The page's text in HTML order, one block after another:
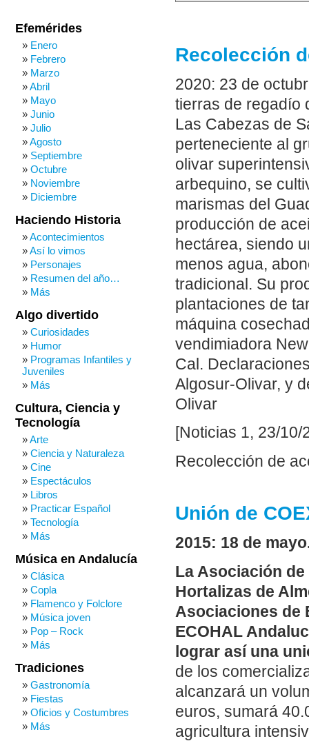
Recolección
2020: 23 de
tierras de regadío
Las Cabezas de
perteneciente al
olivar
arbequino, se
marismas del
producción de
hectárea, siendo
menos agua,
tradicional. Su
plantaciones de
máquina
vendimiadora
Cal.
Algosur-Olivar, y
Olivar
[Noticias 1, 23/10/
Recolección de
Unión de
2015: 18 de
La Asociación
Hortalizas de
Asociaciones de
ECOHAL
lograr así una
de los
alcanzará un
euros, sumará
agricultura
Efemérides
Enero
Febrero
Marzo
Abril
Mayo
Junio
Julio
Agosto
Septiembre
Octubre
Noviembre
Diciembre
Haciendo Historia
Acontecimientos
Así lo vimos
Personajes
Resumen del año…
Más
Algo divertido
Curiosidades
Humor
Programas Infantiles y
Juveniles
Más
Cultura, Ciencia y
Tecnología
Arte
Ciencia y Naturaleza
Cine
Espectáculos
Libros
Practicar Español
Tecnología
Más
Música en Andalucía
Clásica
Copla
Flamenco y Folclore
Música joven
Pop – Rock
Más
Tradiciones
Gastronomía
Fiestas
Oficios y Costumbres
Más